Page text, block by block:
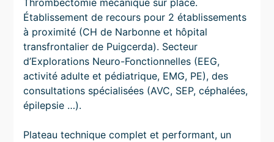
Établissement de recours pour 2 établissements
à proximité (CH de Narbonne et hôpital
transfrontalier de Puigcerda). Secteur
d’Explorations Neuro-Fonctionnelles (EEG,
activité adulte et pédiatrique, EMG, PE), des
consultations spécialisées (AVC, SEP, céphalées,
épilepsie …).
Plateau technique complet et performant, un